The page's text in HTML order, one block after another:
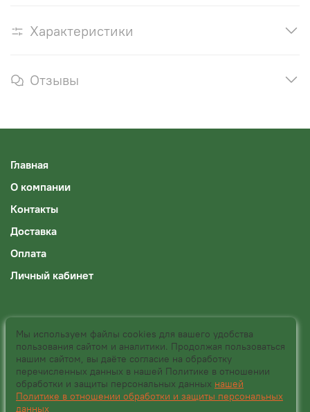
Характеристики
Отзывы
Главная
О компании
Контакты
Доставка
Оплата
Личный кабинет
Оферта и политика конфиденциальности
Пользовательское соглашение
Условия обмена и возврата
Блог
Мы используем файлы cookies для вашего удобства
пользования сайтом и аналитики. Продолжая пользоваться
нашим сайтом, вы даёте согласие на обработку
перечисленных данных в нашей Политике в отношении
обработки и защиты персональных данных нашей
Политике в отношении обработки и защиты персональных
данных